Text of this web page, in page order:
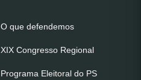
O que defendemos
XIX Congresso Regional
Programa Eleitoral do PS